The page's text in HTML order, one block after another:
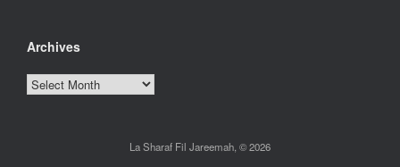
Archives
Archives
La Sharaf Fil Jareemah, © 2026